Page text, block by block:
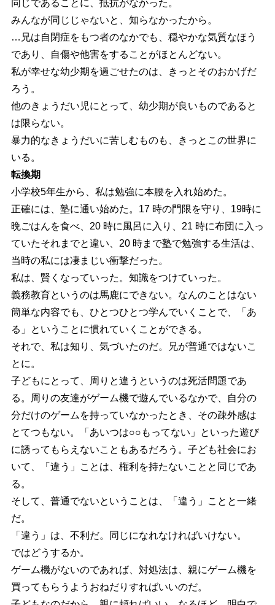
同じであることに、抵抗がなかった。
みんなが同じじゃないと、知らなかったから。
…兄は自閉症をもつ者のなかでも、穏やかな気質なほう
であり、自傷や他害をすることがほとんどない。
私が幸せな幼少期を過ごせたのは、きっとそのおかげだ
ろう。
他のきょうだい児にとって、幼少期が良いものであると
は限らない。
暴力的なきょうだいに苦しむものも、きっとこの世界に
いる。
転換期
小学校5年生から、私は勉強に本腰を入れ始めた。
正確には、塾に通い始めた。17 時の門限を守り、19時に
晩ごはんを食べ、20 時に風呂に入り、21 時に布団に入っ
ていたそれまでと違い、20 時まで塾で勉強する生活は、
当時の私には凄まじい衝撃だった。
私は、賢くなっていった。知識をつけていった。
義務教育というのは馬鹿にできない。なんのことはない
簡単な内容でも、ひとつひとつ学んでいくことで、「あ
る」ということに慣れていくことができる。
それで、私は知り、気づいたのだ。兄が普通ではないこ
とに。
子どもにとって、周りと違うというのは死活問題であ
る。周りの友達がゲーム機で遊んでいるなかで、自分の
分だけのゲームを持っていなかったとき、その疎外感は
とてつもない。「あいつは○○もってない」といった遊び
に誘ってもらえないこともあるだろう。子ども社会にお
いて、「違う」ことは、権利を持たないことと同じであ
る。
そして、普通でないということは、「違う」ことと一緒
だ。
「違う」は、不利だ。同じになれなければいけない。
ではどうするか。
ゲーム機がないのであれば、対処法は、親にゲーム機を
買ってもらうようおねだりすればいいのだ。